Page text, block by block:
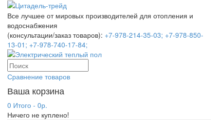
Все лучшее от мировых производителей для отопления и
водоснабжения
(консультации/заказ товаров): +7-978-214-35-03; +7-978-850-
13-01; +7-978-740-17-84;
Сравнение товаров
Ваша корзина
0 Итого - 0р.
Ничего не куплено!